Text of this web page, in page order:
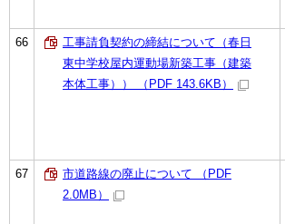
66
工事請負契約の締結について（春日
東中学校屋内運動場新築工事（建築
本体工事）） （PDF 143.6KB）
67
市道路線の廃止について （PDF
2.0MB）